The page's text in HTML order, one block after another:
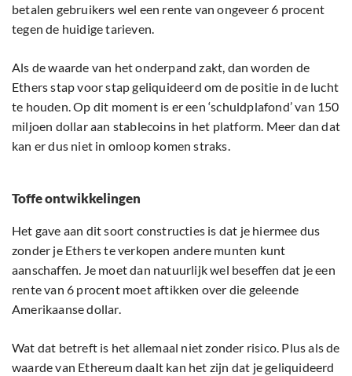
betalen gebruikers wel een rente van ongeveer 6 procent
tegen de huidige tarieven.
Als de waarde van het onderpand zakt, dan worden de
Ethers stap voor stap geliquideerd om de positie in de lucht
te houden. Op dit moment is er een ‘schuldplafond’ van 150
miljoen dollar aan stablecoins in het platform. Meer dan dat
kan er dus niet in omloop komen straks.
Toffe ontwikkelingen
Het gave aan dit soort constructies is dat je hiermee dus
zonder je Ethers te verkopen andere munten kunt
aanschaffen. Je moet dan natuurlijk wel beseffen dat je een
rente van 6 procent moet aftikken over die geleende
Amerikaanse dollar.
Wat dat betreft is het allemaal niet zonder risico. Plus als de
waarde van Ethereum daalt kan het zijn dat je geliquideerd